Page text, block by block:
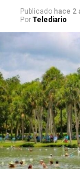
Publicado hace 2
Por Telediario